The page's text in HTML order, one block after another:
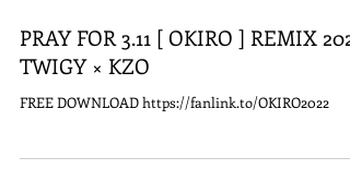
PRAY FOR 3.11 [ OKIRO ] REMIX 2022
TWIGY × KZO
FREE DOWNLOAD https://fanlink.to/OKIRO2022